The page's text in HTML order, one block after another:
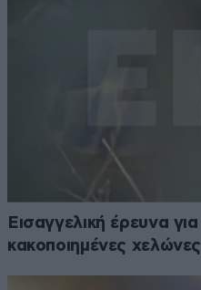
Εισαγγελική έρευνα
κακοποιημένες